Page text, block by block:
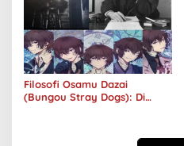
Filosofi Osamu Dazai
(Bungou Stray Dogs): Di